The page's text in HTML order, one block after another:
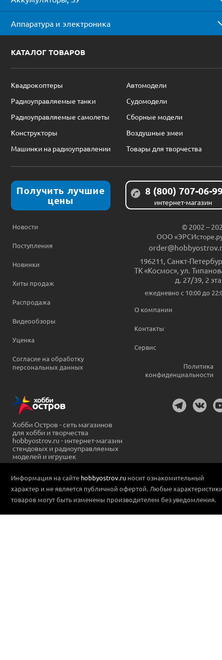
Аппаратура и электроника
КАТАЛОГ ТОВАРОВ
Квадрокоптеры
Автомодели
Радиоуправляемые танки
Судомодели
Радиоуправляемые самолеты
Сборные модели
Конструкторы
Воздушные змеи
Машинки на радиоуправлении
Товары для творчества
Получить лучшие
цены
8 (800) 707-06-
интернет-магазин
Новости
Поступления
Новинки
Хиты продаж
Распродажа
Видеообзоры
Уценка
Согласие на обработку
персональных данных
© 2002 –
ООО
196211 Санкт-
ТК «Космос», ул.
д. 27/39, 2
ежедневно c 10:00 до
О компании
Контакты
Сервис
Политика
конфиденциальности
Хобби Остров - сеть магазинов
для хобби и творчества
hobbyostrov.ru - интернет-магазин
стендовых и радиоуправляемых
моделей и игрушек
Информация на сайте hobbyostrov.ru носит ознакомительный
характер и не является публичной офертой. Любые
товаров могут быть изменены производителем без уведомления.